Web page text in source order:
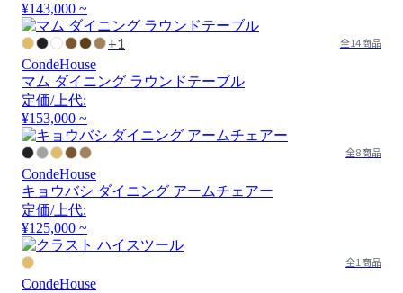
¥143,000 ~
+1 全14商品
CondeHouse
マム ダイニング ラウンドテーブル
定価/上代:
¥153,000 ~
全8商品
CondeHouse
キョウバシ ダイニング アームチェアー
定価/上代:
¥125,000 ~
全1商品
CondeHouse